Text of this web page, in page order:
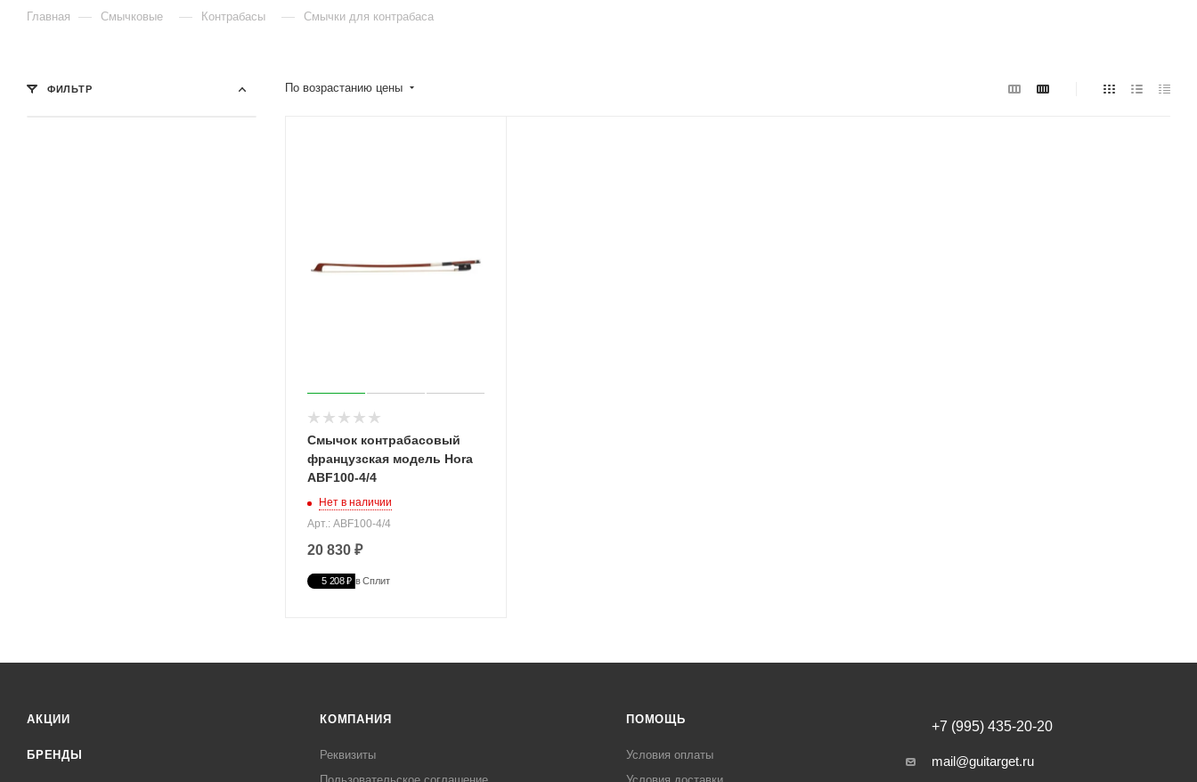
Главная — Смычковые — Контрабасы — Смычки для контрабаса
По возрастанию цены
Смычок контрабасовый
французская модель Hora
ABF100-4/4
Нет в наличии
Арт.: ABF100-4/4
20 830 ₽
5 208 ₽ в Сплит
ФИЛЬТР
АКЦИИ
БРЕНДЫ
КОМПАНИЯ
Реквизиты
ПОМОЩЬ
Условия оплаты
+7 (995) 435-20-20
mail@guitarget.ru